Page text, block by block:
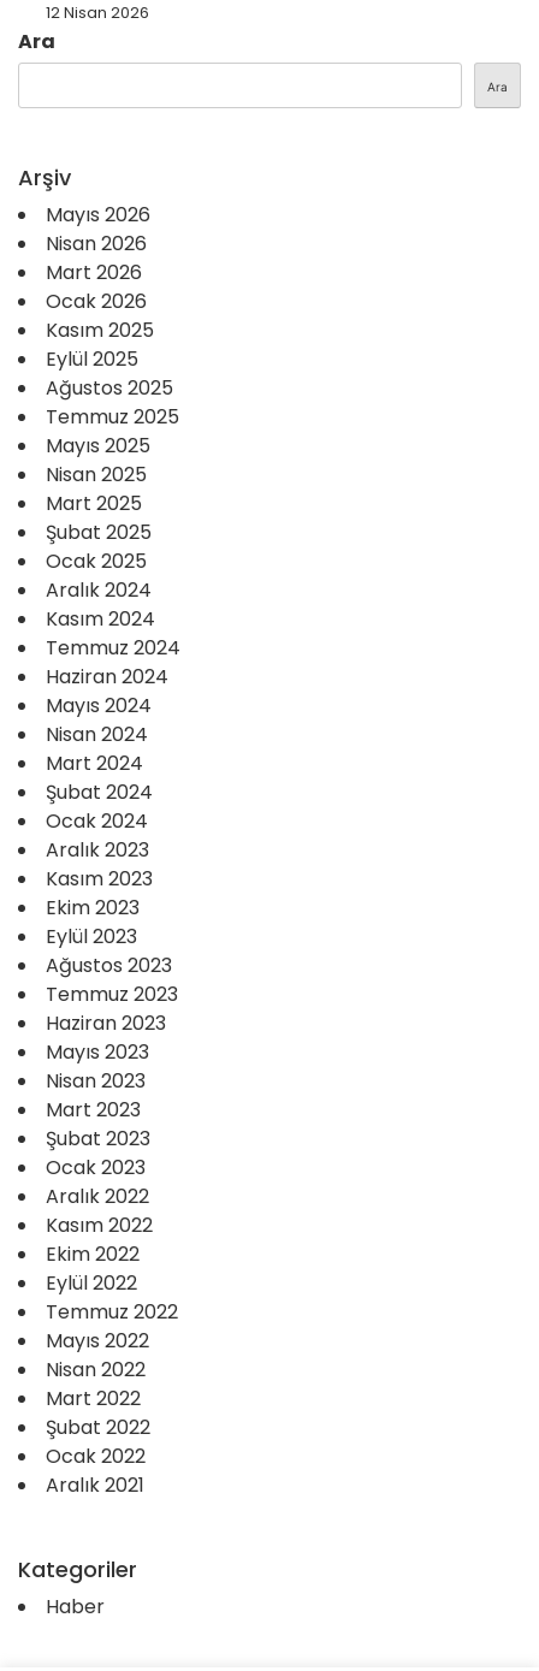
12 Nisan 2026
Ara
Ara
Arşiv
Mayıs 2026
Nisan 2026
Mart 2026
Ocak 2026
Kasım 2025
Eylül 2025
Ağustos 2025
Temmuz 2025
Mayıs 2025
Nisan 2025
Mart 2025
Şubat 2025
Ocak 2025
Aralık 2024
Kasım 2024
Temmuz 2024
Haziran 2024
Mayıs 2024
Nisan 2024
Mart 2024
Şubat 2024
Ocak 2024
Aralık 2023
Kasım 2023
Ekim 2023
Eylül 2023
Ağustos 2023
Temmuz 2023
Haziran 2023
Mayıs 2023
Nisan 2023
Mart 2023
Şubat 2023
Ocak 2023
Aralık 2022
Kasım 2022
Ekim 2022
Eylül 2022
Temmuz 2022
Mayıs 2022
Nisan 2022
Mart 2022
Şubat 2022
Ocak 2022
Aralık 2021
Kategoriler
Haber